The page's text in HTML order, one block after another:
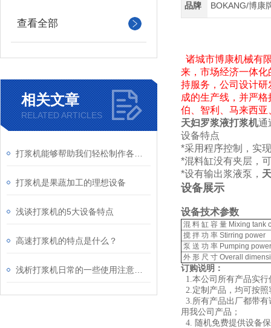
查看全部
相关文章
RELATED ARTICLES
打浆机是果蔬加工的理想设备
浅谈打浆机的5大设备特点
高速打浆机的特点是什么？
品牌 BOKANG/博康
诸城市博康机械有
来，市场经济一体
持服务，公司设计
成的生产线，并严
伯、智利、马来西
天妇罗浆液打浆机通
设备特点
*采用程序控制，实
*混料缸没有夹层，
*设有输出浆液泵，
设备展示
设备技术参数
混 料 缸 容 量 Mixing tank
搅 拌 功 率 Stirring power
泵 送 功 率 Pumping power
外 形 尺 寸 Overall
订购说明：
1.本公司 所有产品实
2.定制产品，均可按
3.所有产品出厂都带
用我公司产品；
4. 随机免费提供设备